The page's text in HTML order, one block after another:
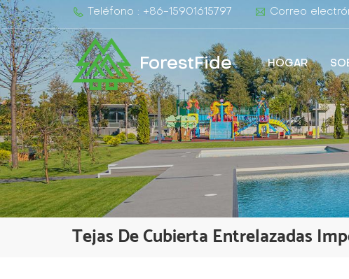
Teléfono : +86-15901615797 Correo
ForestFide HOGAR
Tejas De Cubierta Entrelazadas